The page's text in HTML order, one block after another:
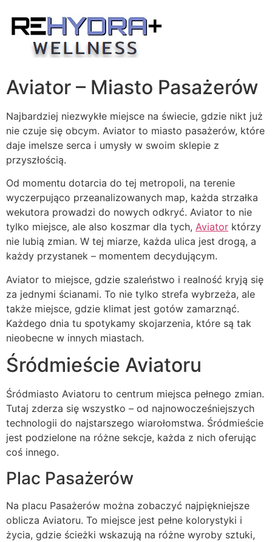
content
Aviator – Miasto Pasażerów
Najbardziej niezwykłe miejsce na świecie, gdzie nikt już
nie czuje się obcym. Aviator to miasto pasażerów, które
daje imelsze serca i umysły w swoim sklepie z
przyszłością.
Od momentu dotarcia do tej metropoli, na terenie
wyczerpująco przeanalizowanych map, każda strzałka
wekutora prowadzi do nowych odkryć. Aviator to nie
tylko miejsce, ale also koszmar dla tych, Aviator którzy
nie lubią zmian. W tej miarze, każda ulica jest drogą, a
każdy przystanek – momentem decydującym.
Aviator to miejsce, gdzie szaleństwo i realność kryją się
za jednymi ścianami. To nie tylko strefa wybrzeża, ale
także miejsce, gdzie klimat jest gotów zamarznąć.
Każdego dnia tu spotykamy skojarzenia, które są tak
nieobecne w innych miastach.
Śródmieście Aviatoru
Śródmiasto Aviatoru to centrum miejsca pełnego zmian.
Tutaj zderza się wszystko – od najnowocześniejszych
technologii do najstarszego wiarołomstwa. Śródmieście
jest podzielone na różne sekcje, każda z nich oferując
coś innego.
Plac Pasażerów
Na placu Pasażerów można zobaczyć najpiękniejsze
oblicza Aviatoru. To miejsce jest pełne kolorystyki i
życia, gdzie ścieżki wskazują na różne wyroby sztuki,